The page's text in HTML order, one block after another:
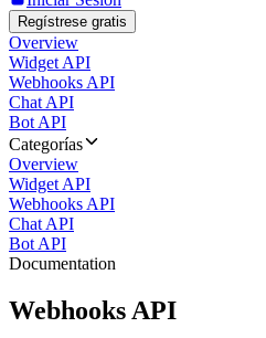
Regístrese gratis
Overview
Widget API
Webhooks API
Chat API
Bot API
Categorías
Overview
Widget API
Webhooks API
Chat API
Bot API
Documentation
Webhooks API